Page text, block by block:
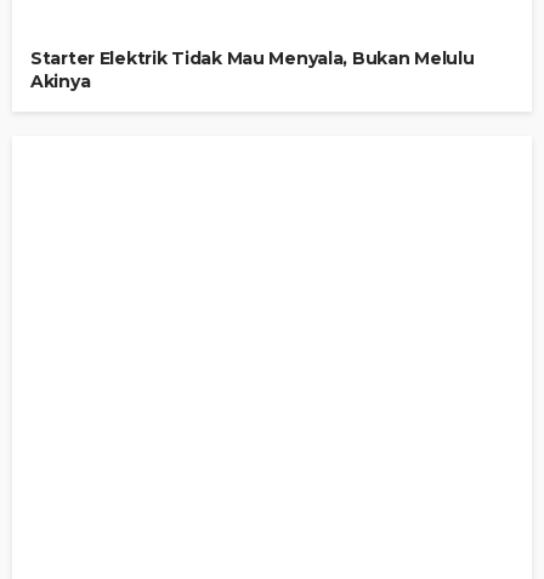
Starter Elektrik Tidak Mau Menyala, Bukan Melulu
Akinya